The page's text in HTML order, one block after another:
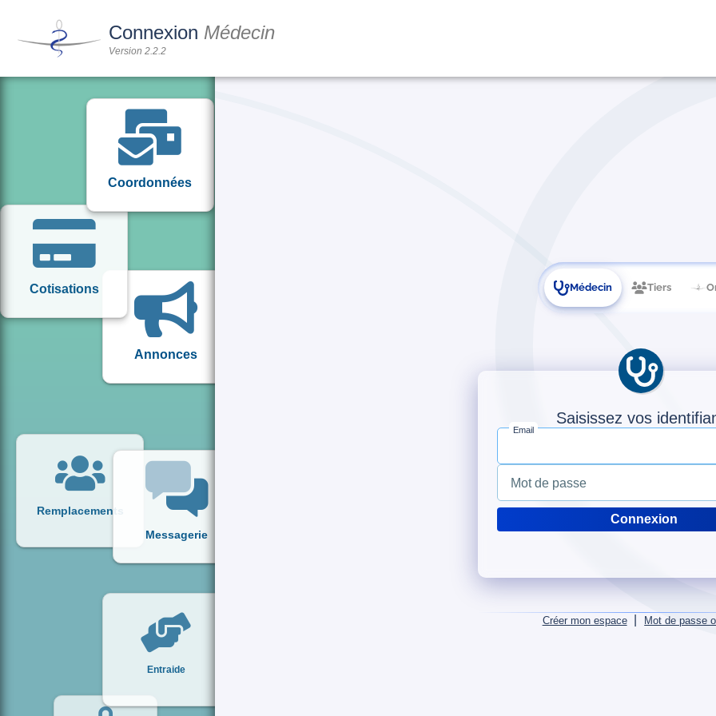
Connexion Médecin
Version 2.2.2
Médecin Tiers
Saisissez vos
Email
Mot de passe
Créer mon espace Mot de passe
Coordonnées
Cotisations
Annonces
Remplacements
Messagerie
Entraide